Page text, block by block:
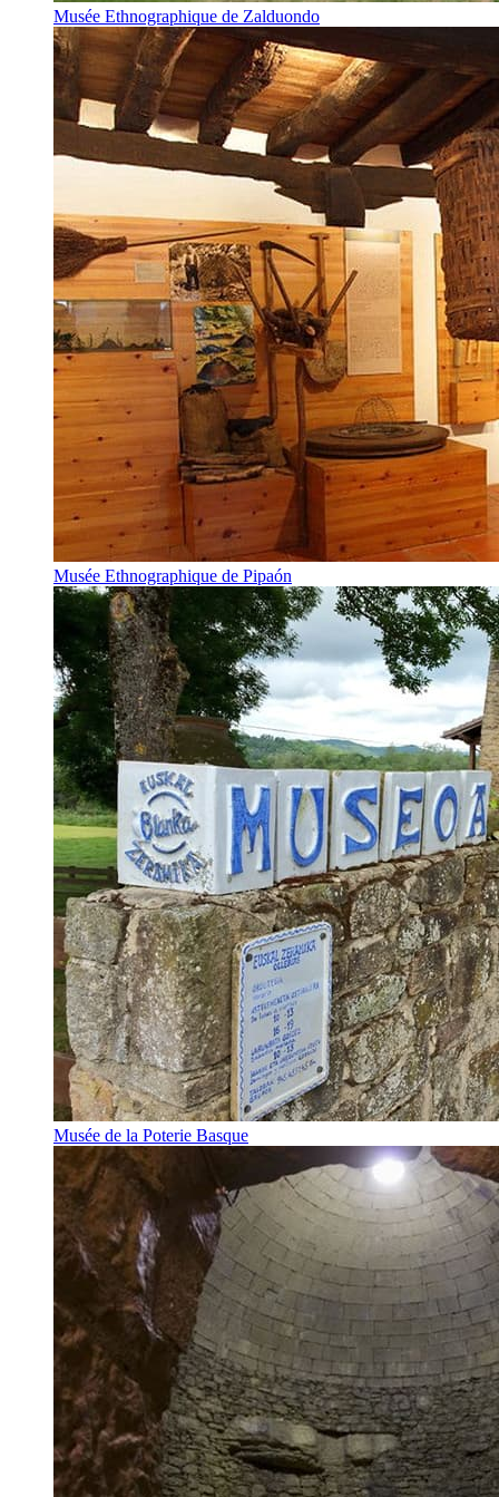
Musée Ethnographique de Zalduondo
Musée Ethnographique de Pipaón
Musée de la Poterie Basque